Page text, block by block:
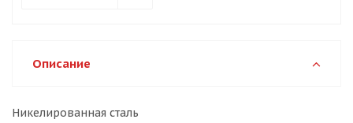
Описание
Никелированная сталь